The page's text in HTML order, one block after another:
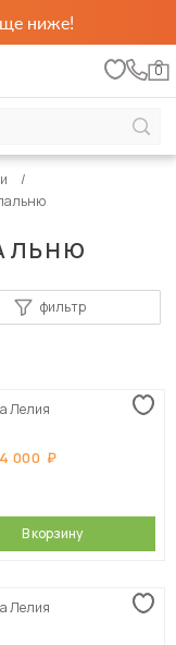
ниже!
0
фильтр
Лелия
000
В корзину
Лелия